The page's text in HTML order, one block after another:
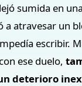
sumida en
a atravesar un
escribir.
ese duelo,
deterioro